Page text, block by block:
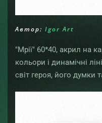
Автор: Igor Art
"Мрії" 60*40, акрил на
кольори і динамічні
світ героя, його думки